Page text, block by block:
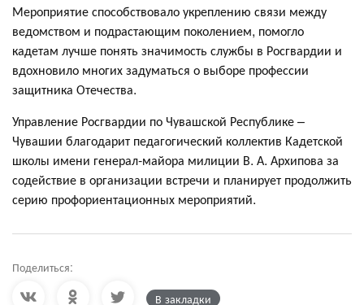
Мероприятие способствовало укреплению связи между
ведомством и подрастающим поколением, помогло
кадетам лучше понять значимость службы в Росгвардии и
вдохновило многих задуматься о выборе профессии
защитника Отечества.
Управление Росгвардии по Чувашской Республике –
Чувашии благодарит педагогический коллектив Кадетской
школы имени генерал‑майора милиции В. А. Архипова за
содействие в организации встречи и планирует продолжить
серию профориентационных мероприятий.
Поделиться:
В закладки